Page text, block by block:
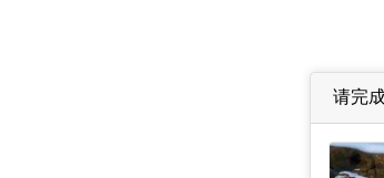
请完